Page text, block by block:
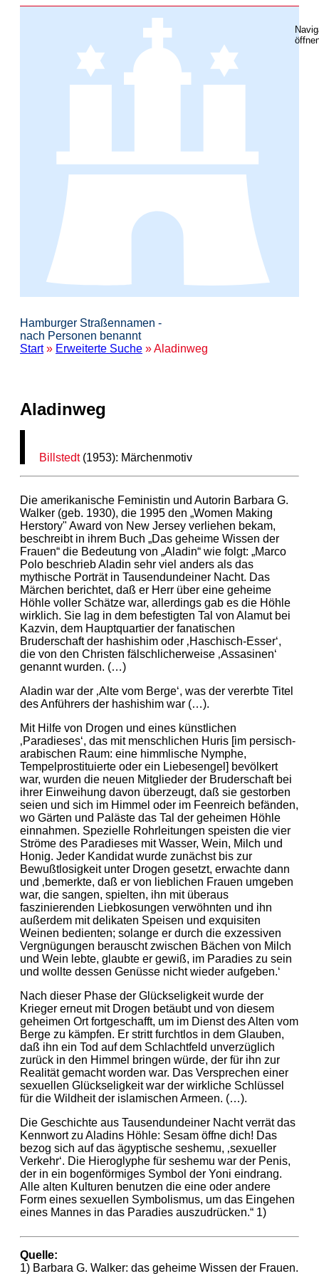
Hamburger Straßennamen -
nach Personen benannt
Start» Erweiterte Suche » Aladinweg
Aladinweg
Billstedt(1953): Märchenmotiv
Die amerikanische Feministin und Autorin Barbara G.
Walker (geb. 1930), die 1995 den „Women Making
Herstory" Award von New Jersey verliehen bekam,
beschreibt in ihrem Buch „Das geheime Wissen der
Frauen“ die Bedeutung von „Aladin“ wie folgt: „Marco
Polo beschrieb Aladin sehr viel anders als das
mythische Porträt in Tausendundeiner Nacht. Das
Märchen berichtet, daß er Herr über eine geheime
Höhle voller Schätze war, allerdings gab es die Höhle
wirklich. Sie lag in dem befestigten Tal von Alamut bei
Kazvin, dem Hauptquartier der fanatischen
Bruderschaft der hashishim oder ‚Haschisch-Esser‘,
die von den Christen fälschlicherweise ‚Assasinen‘
genannt wurden. (…)
Aladin war der ‚Alte vom Berge‘, was der vererbte Titel
des Anführers der hashishim war (…).
Mit Hilfe von Drogen und eines künstlichen
‚Paradieses‘, das mit menschlichen Huris [im persisch-
arabischen Raum: eine himmlische Nymphe,
Tempelprostituierte oder ein Liebesengel] bevölkert
war, wurden die neuen Mitglieder der Bruderschaft bei
ihrer Einweihung davon überzeugt, daß sie gestorben
seien und sich im Himmel oder im Feenreich befänden,
wo Gärten und Paläste das Tal der geheimen Höhle
einnahmen. Spezielle Rohrleitungen speisten die vier
Ströme des Paradieses mit Wasser, Wein, Milch und
Honig. Jeder Kandidat wurde zunächst bis zur
Bewußtlosigkeit unter Drogen gesetzt, erwachte dann
und ‚bemerkte, daß er von lieblichen Frauen umgeben
war, die sangen, spielten, ihn mit überaus
faszinierenden Liebkosungen verwöhnten und ihn
außerdem mit delikaten Speisen und exquisiten
Weinen bedienten; solange er durch die exzessiven
Vergnügungen berauscht zwischen Bächen von Milch
und Wein lebte, glaubte er gewiß, im Paradies zu sein
und wollte dessen Genüsse nicht wieder aufgeben.‘
Nach dieser Phase der Glückseligkeit wurde der
Krieger erneut mit Drogen betäubt und von diesem
geheimen Ort fortgeschafft, um im Dienst des Alten vom
Berge zu kämpfen. Er stritt furchtlos in dem Glauben,
daß ihn ein Tod auf dem Schlachtfeld unverzüglich
zurück in den Himmel bringen würde, der für ihn zur
Realität gemacht worden war. Das Versprechen einer
sexuellen Glückseligkeit war der wirkliche Schlüssel
für die Wildheit der islamischen Armeen. (…).
Die Geschichte aus Tausendundeiner Nacht verrät das
Kennwort zu Aladins Höhle: Sesam öffne dich! Das
bezog sich auf das ägyptische seshemu, ‚sexueller
Verkehr‘. Die Hieroglyphe für seshemu war der Penis,
der in ein bogenförmiges Symbol der Yoni eindrang.
Alle alten Kulturen benutzen die eine oder andere
Form eines sexuellen Symbolismus, um das Eingehen
eines Mannes in das Paradies auszudrücken.“ 1)
Quelle:
1) Barbara G. Walker: das geheime Wissen der Frauen.